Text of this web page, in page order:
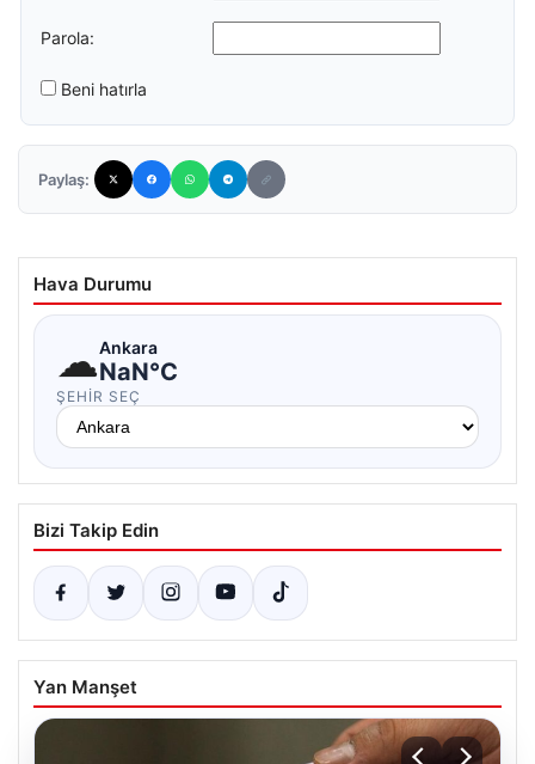
Parola:
Beni hatırla
Paylaş:
Hava Durumu
☁Ankara
NaN°C
ŞEHIR SEÇ
Bizi Takip Edin
Yan Manşet